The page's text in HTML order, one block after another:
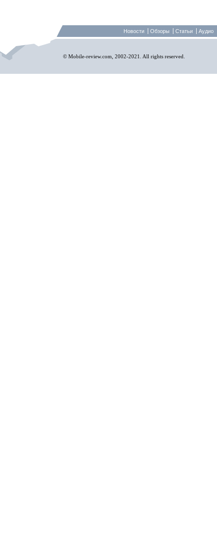
Новости Обзоры Статьи Аудио
© Mobile-review.com, 2002-2021. All rights reserved.